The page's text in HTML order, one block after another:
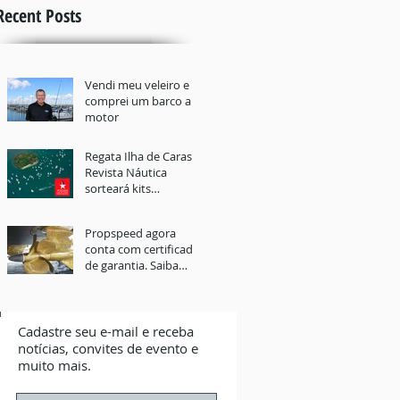
Posts
Vendi meu veleiro e
comprei um barco a
motor
Regata Ilha de Caras
Revista Náutica
sorteará kits
Propspeed agora
conta com certificado
de garantia. Saiba
Cadastre seu e-mail e receba
notícias, convites de evento e
muito mais.